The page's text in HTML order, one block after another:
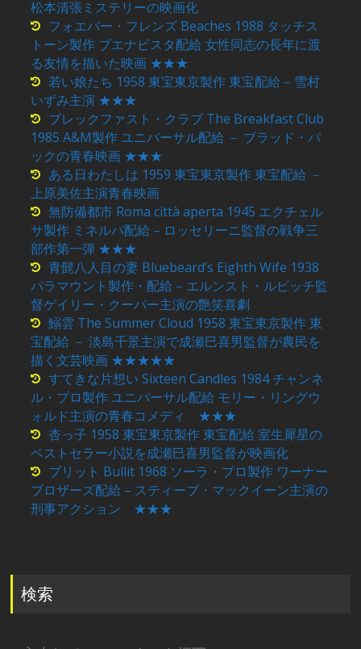
松本清張ミステリーの映画化
フォエバー・フレンズ Beaches 1988 タッチス
トーン製作 ブエナビスタ配給 女性同志の長年に渡
る友情を描いた映画 ★★★
若い娘たち 1958 東宝東京製作 東宝配給 – 雪村
いずみ主演 ★★★
ブレックファスト・クラブ The Breakfast Club
1985 A&M製作 ユニバーサル配給 － ブラッド・パ
ックの青春映画 ★★★
ある日わたしは 1959 東宝東京製作 東宝配給 －
上原美佐主演青春映画
無防備都市 Roma città aperta 1945 エクチェル
サ製作 ミネルバ配給 – ロッセリーニ監督の戦争三
部作第一弾 ★★★
青髭八人目の妻 Bluebeard’s Eighth Wife 1938
パラマウント製作・配給 – エルンスト・ルビッチ監
督ゲイリー・クーパー主演の艶笑喜劇
鰯雲 The Summer Cloud 1958 東宝東京製作 東
宝配給 － 淡島千景主演で成瀬巳喜男監督が農民を
描く文芸映画 ★★★★★
すてきな片想い Sixteen Candles 1984 チャンネ
ル・プロ製作 ユニバーサル配給 モリー・リングウ
ォルド主演の青春コメディ ★★★
杏っ子 1958 東宝東京製作 東宝配給 室生犀星の
ベストセラー小説を成瀬巳喜男監督が映画化
ブリット Bullit 1968 ソーラ・プロ製作 ワーナー
ブロザーズ配給 – スティーブ・マックイーン主演の
刑事アクション ★★★
検索